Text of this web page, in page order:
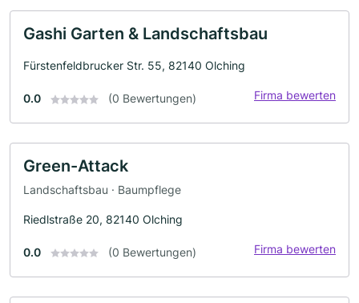
Gashi Garten & Landschaftsbau
Fürstenfeldbrucker Str. 55, 82140 Olching
0.0 (0 Bewertungen) Firma bewerten
Green-Attack
Landschaftsbau · Baumpflege
Riedlstraße 20, 82140 Olching
0.0 (0 Bewertungen) Firma bewerten